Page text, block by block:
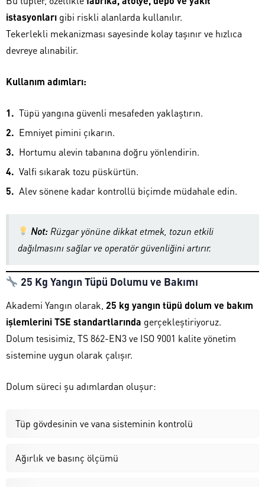
istasyonları gibi riskli alanlarda kullanılır.
Tekerlekli mekanizması sayesinde kolay taşınır ve hızlıca
devreye alınabilir.
Kullanım adımları:
Tüpü yangına güvenli mesafeden yaklaştırın.
Emniyet pimini çıkarın.
Hortumu alevin tabanına doğru yönlendirin.
Valfi sıkarak tozu püskürtün.
Alev sönene kadar kontrollü biçimde müdahale edin.
Not: Rüzgar yönüne dikkat etmek, tozun etkili
dağılmasını sağlar ve operatör güvenliğini artırır.
25 Kg Yangın Tüpü Dolumu ve Bakımı
Akademi Yangın olarak, 25 kg yangın tüpü dolum ve bakım
işlemlerini TSE standartlarında gerçekleştiriyoruz.
Dolum tesisimiz, TS 862-EN3 ve ISO 9001 kalite yönetim
sistemine uygun olarak çalışır.
Dolum süreci şu adımlardan oluşur:
Tüp gövdesinin ve vana sisteminin kontrolü
Ağırlık ve basınç ölçümü